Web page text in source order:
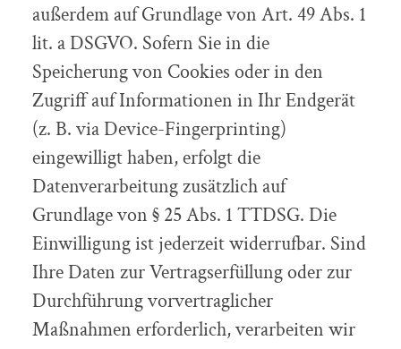
außerdem auf Grundlage von Art. 49 Abs. 1
lit. a DSGVO. Sofern Sie in die
Speicherung von Cookies oder in den
Zugriff auf Informationen in Ihr Endgerät
(z. B. via Device-Fingerprinting)
eingewilligt haben, erfolgt die
Datenverarbeitung zusätzlich auf
Grundlage von § 25 Abs. 1 TTDSG. Die
Einwilligung ist jederzeit widerrufbar. Sind
Ihre Daten zur Vertragserfüllung oder zur
Durchführung vorvertraglicher
Maßnahmen erforderlich, verarbeiten wir